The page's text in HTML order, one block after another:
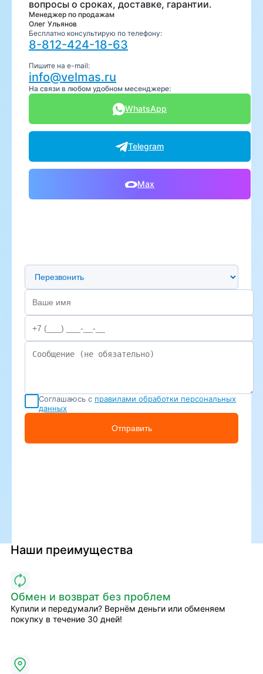
вопросы о сроках, доставке, гарантии.
Менеджер по продажам
Олег Ульянов
Бесплатно консультирую по телефону:
8-812-424-18-63
Пишите на e-mail:
info@velmas.ru
На связи в любом удобном месенджере:
WhatsApp
Telegram
Max
Предпочтительный способ связи
Соглашаюсь с правилами обработки персональных
данных
Отправить
Наши преимущества
Обмен и возврат без проблем
Купили и передумали? Вернём деньги или обменяем
покупку в течение 30 дней!